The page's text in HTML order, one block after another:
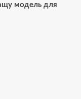
модель для